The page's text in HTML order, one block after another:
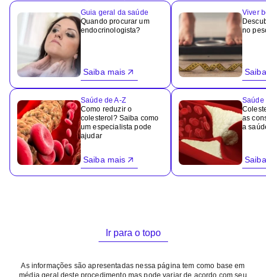
Guia geral da saúde
Quando procurar um
endocrinologista?
Saiba mais
Saúde de A-Z
Como reduzir o
colesterol? Saiba como
um especialista pode
ajudar
Saiba mais
Viver
no
Saúde
as
a
Ir para o topo
As informações são apresentadas nessa página tem como base em
média geral deste procedimento mas pode variar de acordo com seu